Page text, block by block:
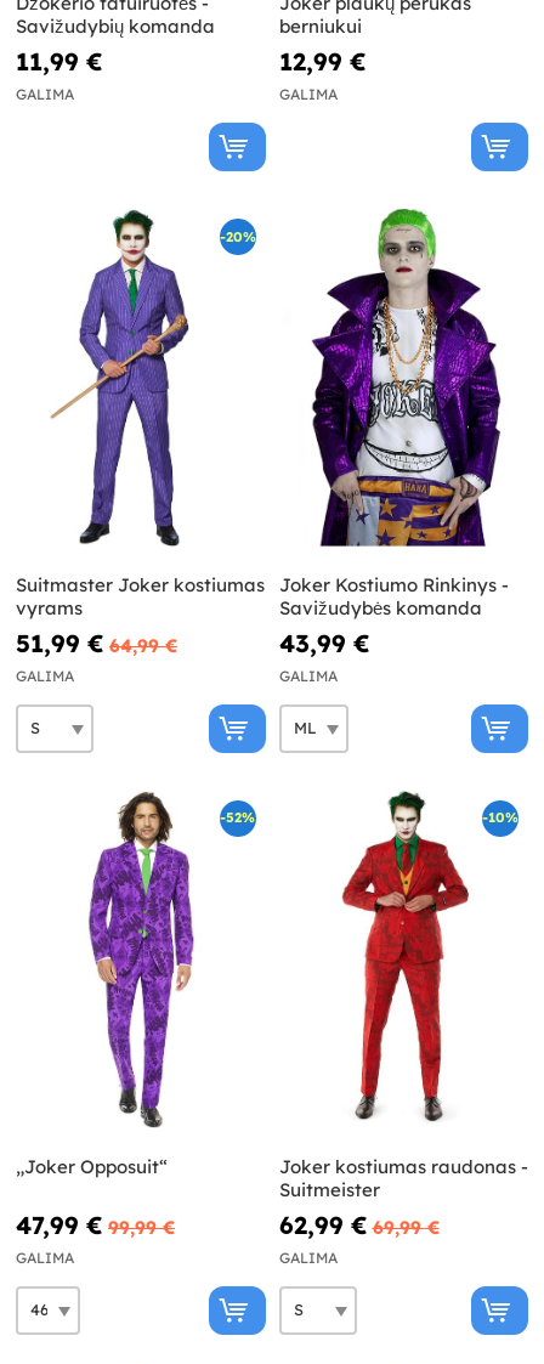
Savižudybių komanda
11,99 €
GALIMA
berniukui
12,99 €
GALIMA
-20%
Suitmaster Joker kostiumas
vyrams
51,99 € 64,99 €
GALIMA
Joker Kostiumo Rinkinys -
Savižudybės komanda
43,99 €
GALIMA
-52%
„Joker Opposuit“
47,99 € 99,99 €
GALIMA
-10%
Joker kostiumas raudonas -
Suitmeister
62,99 € 69,99 €
GALIMA